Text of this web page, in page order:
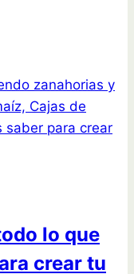
lo que
crear tu